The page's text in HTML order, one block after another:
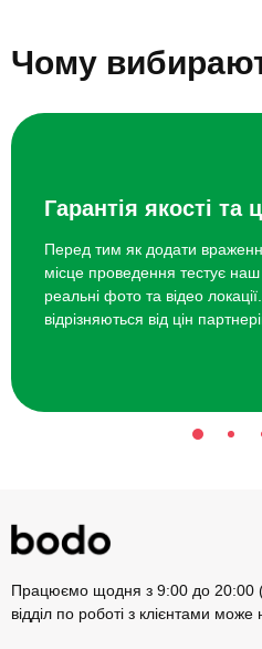
Селфі-фотосесія
Селфі-фотосесія
Екоготелі під Києвом
Чому
Гарантія якості та
Перед тим як додати
місце проведення тестує
реальні фото та відео
відрізняються від цін
Працюємо щодня з 9:00 до 20:00
відділ по роботі з клієнтами